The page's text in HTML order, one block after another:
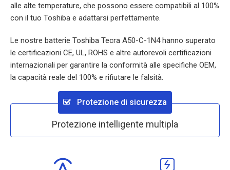
alle alte temperature, che possono essere compatibili al 100%
con il tuo Toshiba e adattarsi perfettamente.
Le nostre batterie Toshiba Tecra A50-C-1N4hanno superato
le certificazioni CE, UL, ROHS e altre autorevoli certificazioni
internazionali per garantire la conformità alle specifiche OEM,
la capacità reale del 100% e rifiutare le falsità.
Protezione di sicurezza
Protezione intelligente multipla